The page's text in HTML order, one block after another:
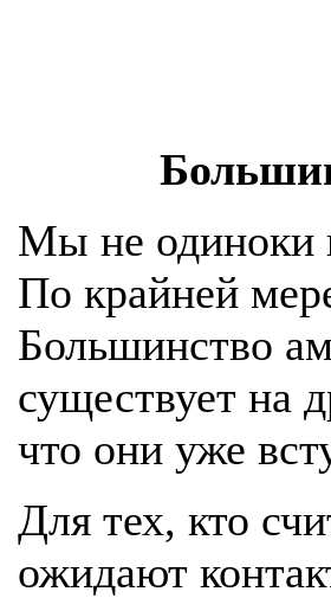
Мы не одиноки
По крайней
Большинство
существует на
что они уже
Для тех, кто
ожидают